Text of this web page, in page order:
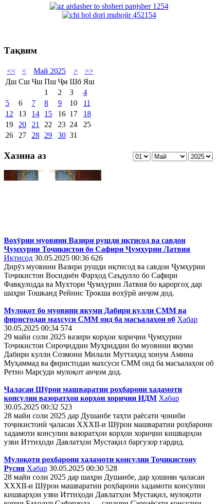
Тақвим
<< < Май 2025 >
>>
Дш Сш Чш Пш Ҷм Шб Яш
1
2 3
4
5
6 7 8 9 10
11
12
13 14 15 16 17
18
19
20 21 22 23 24
25
26
27 28 29 30 31
Хазина аз
Вохӯрии муовини Вазири рушди иқтисод ва савдои
Ҷумҳурии Тоҷикистон бо Сафири Ҷумҳурии Латвия
Иқтисод 30.05.2025 00:36 626
Дирӯз муовини Вазири рушди иқтисод ва савдои Ҷумҳурии
Тоҷикистон Восидиён Фарҳод Саъдулло бо Сафири
Фавқулодда ва Мухтори Ҷумҳурии Латвия бо қароргоҳ дар
шаҳри Тошканд Рейнис Трокша вохӯрӣ анҷом дод.
Мулоқот бо муовини якуми Дабири кулли СММ ва
фиристодаи махсуси СММ оид ба масъалаҳои об Хабар
30.05.2025 00:34 574
29 майи соли 2025 вазири корҳои хориҷии Ҷумҳурии
Тоҷикистон Сироҷиддин Муҳриддин бо муовини якуми
Дабири кулли Созмони Милали Муттаҳид хонум Амина
Муҳаммад ва фиристодаи махсуси СММ оид ба масъалаҳои об
Ретно Марсуди мулоқот анҷом дод.
Ҷаласаи Шӯрои машваратии роҳбарони хадамоти
консулии вазоратҳои корҳои хориҷии ИДМ Хабар
30.05.2025 00:32 523
28 майи соли 2025 дар Душанбе таҳти раёсати ҷониби
тоҷикистонӣ ҷаласаи XXXII-и Шӯрои машваратии роҳбарони
хадамоти консулии вазоратҳои корҳои хориҷии кишварҳои
узви Иттиҳоди Давлатҳои Мустақил баргузор гардид.
Мулоқоти роҳбарони хадамоти консулии Тоҷикистону
Русия Хабар 30.05.2025 00:30 528
28 майи соли 2025 дар шаҳри Душанбе, дар ҳошияи ҷаласаи
XXXII-и Шӯрои машваратии роҳбарони хадамоти консулии
кишварҳои узви Иттиҳоди Давлатҳои Мустақил, мулоқоти